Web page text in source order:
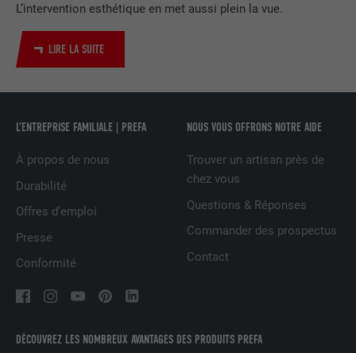
L’intervention esthétique en met aussi plein la vue.
LIRE LA SUITE
DÉCOUVREZ LES NOMBREUX AVANTAGES DES PRODUITS PREFA
L’ENTREPRISE FAMILIALE | PREFA
À propos de nous
Durabilité
Offres d’emploi
Presse
Conformité
NOUS VOUS OFFRONS NOTRE AIDE
Trouver un artisan près de
chez vous
Questions & Réponses
Commander des prospectus
Contact
UTILITÉ
Utilisé par le service de réseau social
UTILITÉ
Est utilisé pour suivre l'utilisateur sur
plusieurs sites Internet afin d'afficher de